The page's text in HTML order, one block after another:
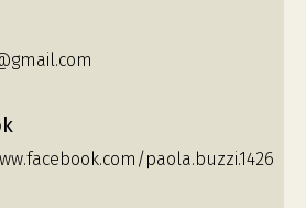
paola.buzzi.1426